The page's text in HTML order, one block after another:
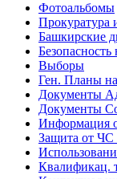
Фотоальбомы
Прокуратура
Башкирские
Безопасность
Выборы
Ген. Планы
Документы
Документы
Информация
Защита от
Квалификац.